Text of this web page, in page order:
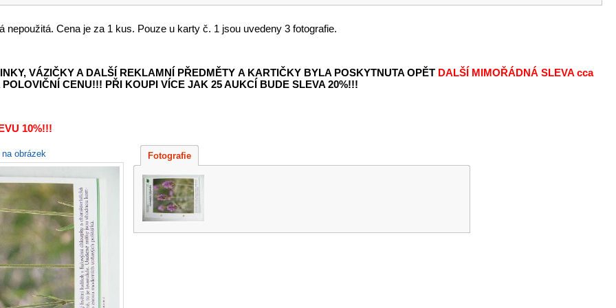
nepoužitá. Cena je za 1 kus. Pouze u karty č. 1 jsou uvedeny 3 fotografie.
VÁZIČKY A DALŠÍ REKLAMNÍ PŘEDMĚTY A KARTIČKY BYLA POSKYTNUTA OPĚT DALŠÍ MIMOŘÁDNÁ SLEVAcca
CENU!!! PŘI KOUPI VÍCE JAK 25 AUKCÍ BUDE SLEVA 20%!!!
10%!!!
obrázek Fotografie